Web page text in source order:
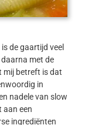
de gaartijd veel
met de
mij betreft is dat
in
nadele van slow
aan een
ingrediënten